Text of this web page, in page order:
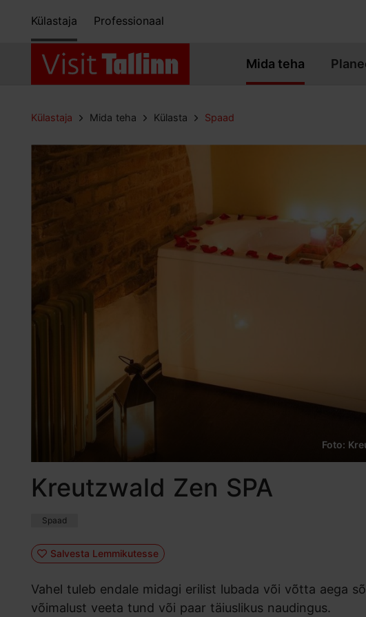
Külastaja Professionaal
Mida teha
Külastaja Mida teha Külasta Spaad
Foto:
Kreutzwald Zen SPA
Spaad
Salvesta Lemmikutesse
Vahel tuleb endale midagi erilist lubada või võtta aega
võimalust veeta tund või paar täiuslikus naudingus.